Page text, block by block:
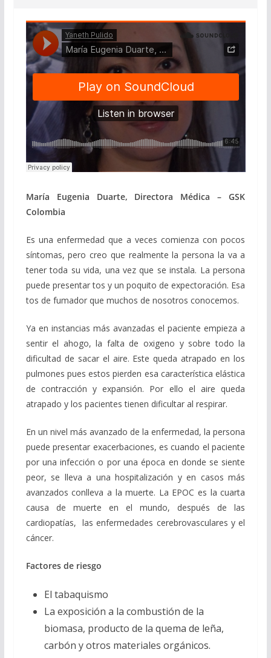
María Eugenia Duarte, Directora Médica – GSK
Colombia
Es una enfermedad que a veces comienza con pocos
síntomas, pero creo que realmente la persona la va a
tener toda su vida, una vez que se instala. La persona
puede presentar tos y un poquito de expectoración. Esa
tos de fumador que muchos de nosotros conocemos.
Ya en instancias más avanzadas el paciente empieza a
sentir el ahogo, la falta de oxigeno y sobre todo la
dificultad de sacar el aire. Este queda atrapado en los
pulmones pues estos pierden esa característica elástica
de contracción y expansión. Por ello el aire queda
atrapado y los pacientes tienen dificultar al respirar.
En un nivel más avanzado de la enfermedad, la persona
puede presentar exacerbaciones, es cuando el paciente
por una infección o por una época en donde se siente
peor, se lleva a una hospitalización y en casos más
avanzados conlleva a la muerte. La EPOC es la cuarta
causa de muerte en el mundo, después de las
cardiopatías, las enfermedades cerebrovasculares y el
cáncer.
Factores de riesgo
El tabaquismo
La exposición a la combustión de la
biomasa, producto de la quema de leña,
carbón y otros materiales orgánicos.